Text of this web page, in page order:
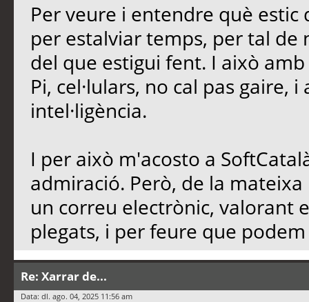
Per veure i entendre què
per estalviar temps, per tal
del que estigui fent. I això
Pi, cel·lulars, no cal pas gaire,
intel·ligència.
I per això m'acosto a
admiració. Però, de la
un correu electrònic, valorant
plegats, i per feure que
Re: Xarrar de...
Data: dl. ago. 04, 2025 11:56 am